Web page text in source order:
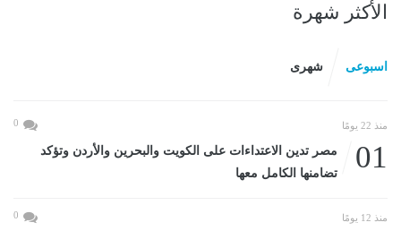
الأكثر شهرة
اسبوعى شهرى
منذ 22 يومًا 0
01
مصر تدين الاعتداءات على الكويت والبحرين والأردن وتؤكد
تضامنها الكامل معها
منذ 12 يومًا 0